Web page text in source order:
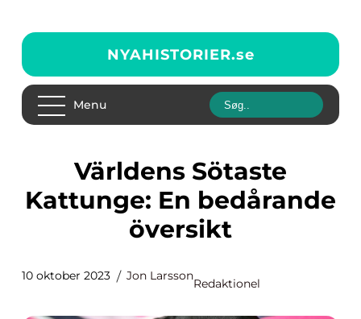
NYAHISTORIER.se
Menu
Världens Sötaste
Kattunge: En bedårande
översikt
10 oktober 2023 Jon Larsson
Redaktionel